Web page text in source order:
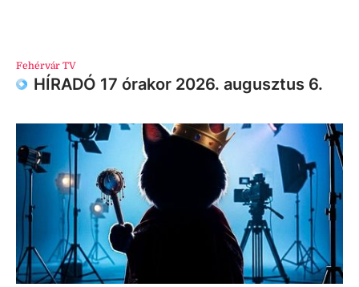
Fehérvár TV
HÍRADÓ 17 órakor 2026. augusztus 6.